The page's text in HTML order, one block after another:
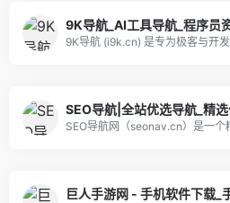
9K导航 (i9k.cn) 是专为极客与开
SEO导航网（seonav.cn）是一个